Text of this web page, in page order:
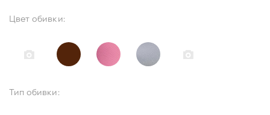
Цвет обивки:
Тип обивки: